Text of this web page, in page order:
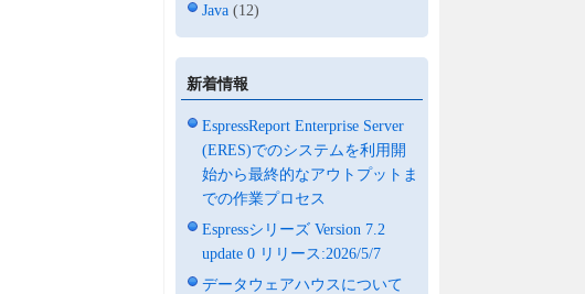
Java (12)
新着情報
EspressReport Enterprise Server
(ERES)でのシステムを利用開
始から最終的なアウトプットま
での作業プロセス
Espressシリーズ Version 7.2
update 0 リリース:2026/5/7
データウェアハウスについて